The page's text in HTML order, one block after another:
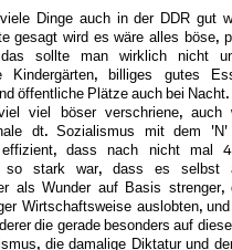
Dinge auch in der DDR gut
gesagt wird es wäre alles böse,
sollte man wirklich nicht
Kindergärten, billiges gutes
öffentliche Plätze auch bei Nacht.
viel böser verschriene, auch
dt. Sozialismus mit dem 'N'
dass nach nicht mal
so stark war, dass es selbst
als Wunder auf Basis strenger,
Wirtschaftsweise auslobten,
die gerade besonders auf
die damalige Diktatur und